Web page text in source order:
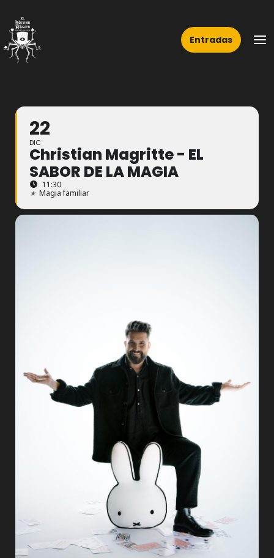
contenido
Entradas
22
DIC
Christian Magritte - EL
SABOR DE LA MAGIA
11:30
★ Magia familiar